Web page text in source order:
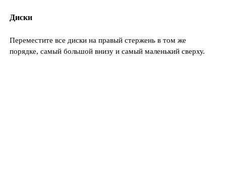
Диски
Переместите все диски на правый стержень в том же
порядке, самый большой внизу и самый маленький сверху.